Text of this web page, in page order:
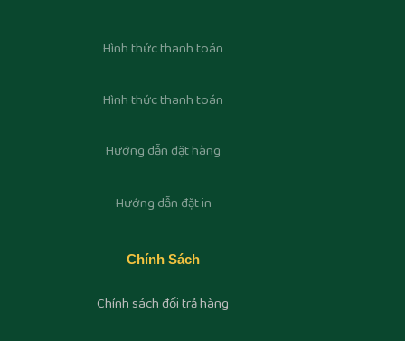
Hình thức thanh toán
Hình thức thanh toán
Hướng dẫn đặt hàng
Hướng dẫn đặt in
Chính Sách
Chính sách đổi trả hàng